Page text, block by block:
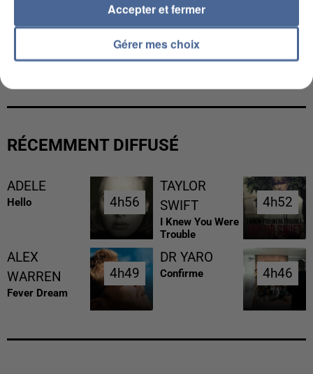
L’UN DES FONDATEURS SUPPOSÉS DE LA DZ
RÉCEMMENT DIFFUSÉ
ADELE
Hello 4h56
4h56
TAYLOR
SWIFT
I Knew You Were
Trouble
4h52
4h52
ALEX
WARREN
Fever Dream
4h49
4h49
DR YARO
Confirme 4h46
4h46
Gérer mes choix
Accepter et fermer